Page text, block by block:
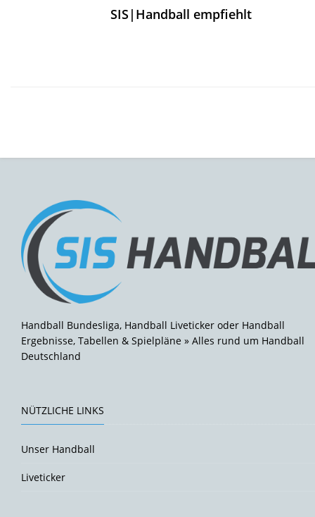
SIS|Handball empfiehlt
Handball Bundesliga, Handball Liveticker oder Handball
Ergebnisse, Tabellen & Spielpläne » Alles rund um Handball
Deutschland
NÜTZLICHE LINKS
Unser Handball
Liveticker